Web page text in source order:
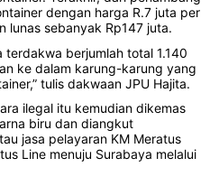
dengan harga R.7 juta per
lunas sebanyak Rp147 juta.
berjumlah total 1.140
ke dalam karung-karung yang
tulis dakwaan JPU Hajita.
ilegal itu kemudian dikemas
biru dan diangkut
jasa pelayaran KM Meratus
Line menuju Surabaya melalui